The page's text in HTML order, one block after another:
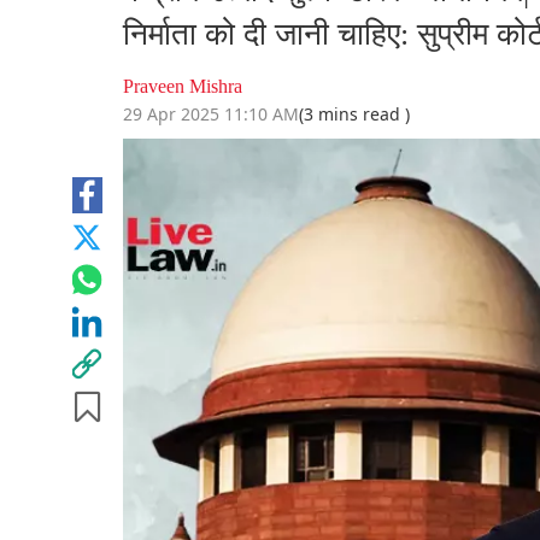
निर्माता को दी जानी चाहिए: सुप्रीम
Praveen Mishra
29 Apr 2025 11:10 AM(3 mins read )